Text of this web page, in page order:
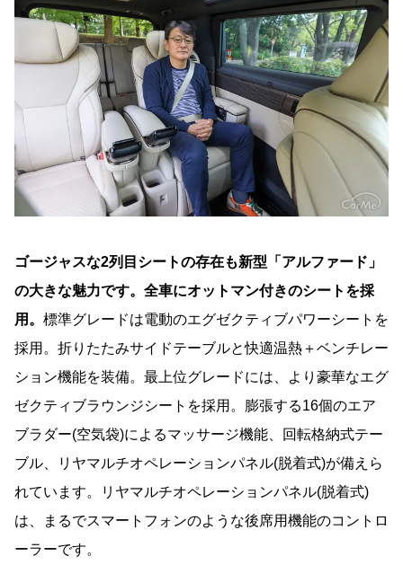
ゴージャスな2列目シートの存在も新型「アルファード」
の大きな魅力です。全車にオットマン付きのシートを採
用。 標準グレードは電動のエグゼクティブパワーシートを
採用。折りたたみサイドテーブルと快適温熱＋ベンチレー
ション機能を装備。最上位グレードには、より豪華なエグ
ゼクティブラウンジシートを採用。膨張する16個のエア
ブラダー(空気袋)によるマッサージ機能、回転格納式テー
ブル、リヤマルチオペレーションパネル(脱着式)が備えら
れています。リヤマルチオペレーションパネル(脱着式)
は、まるでスマートフォンのような後席用機能のコントロ
ーラーです。